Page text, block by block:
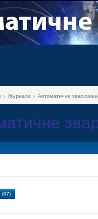
Журнали Автоматичне